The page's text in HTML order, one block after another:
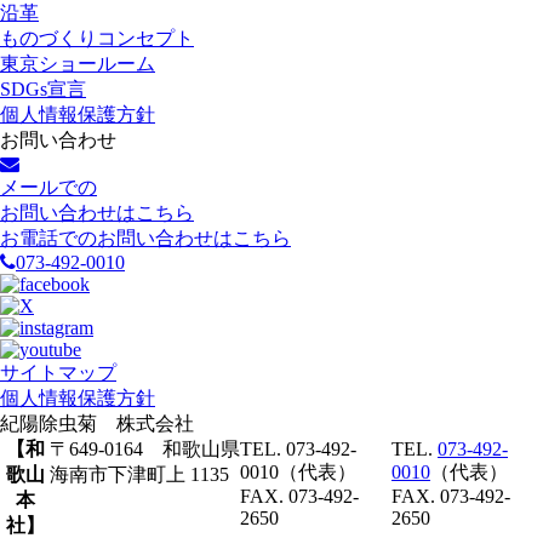
沿革
ものづくりコンセプト
東京ショールーム
SDGs宣言
個人情報保護方針
お問い合わせ
メールでの
お問い合わせはこちら
お電話でのお問い合わせはこちら
073-492-0010
サイトマップ
個人情報保護方針
紀陽除虫菊 株式会社
【和
歌山
本
社】
〒649-0164 和歌山県
海南市下津町上 1135
TEL. 073-492-
0010（代表）
FAX. 073-492-
2650
TEL. 073-492-
0010 （代表）
FAX. 073-492-
2650